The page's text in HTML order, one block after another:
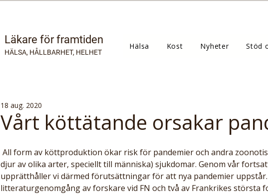
Läkare för framtiden
HÄLSA, HÅLLBARHET, HELHET
Hälsa Kost Nyheter Stöd
Vårt köttätande orsakar
18 aug. 2020
djur av olika arter, speciellt till människa) sjukdomar. Genom vår
upprätthåller vi därmed förutsättningar för att nya pandemier
litteraturgenomgång av forskare vid FN och två av Frankrikes största